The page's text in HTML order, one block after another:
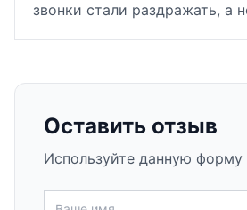
звонки стали раздражать, а
Оставить отзыв
Используйте данную форму